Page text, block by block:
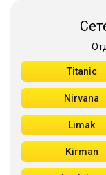
Titanic
Nirvana
Limak
Kirman